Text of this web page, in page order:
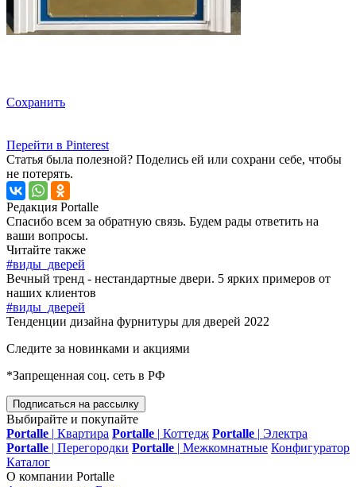
Сохранить
Перейти в Pinterest
Статья была полезной? Поделись ей или сохрани себе, чтобы
не потерять.
Редакция Portalle
Спасибо всем за обратную связь. Будем рады ответить на
ваши вопросы.
Читайте также
#виды_дверей
Вечный тренд - нестандартные двери. 5 ярких примеров от
наших клиентов
#виды_дверей
Тенденции дизайна фурнитуры для дверей 2022
Следите за новинками и акциями
*Запрещенная соц. сеть в РФ
Подписаться на рассылку
Выбирайте и покупайте
Portalle | Квартира Portalle | Коттедж Portalle | Электра
Portalle | Перегородки Portalle | Межкомнатные Конфигуратор
Каталог
О компании Portalle